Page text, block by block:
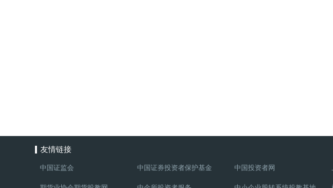
友情链接
中国证监会 中国证券投资者保护基金 中国投资者网